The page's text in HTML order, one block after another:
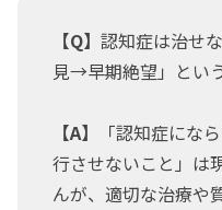
【Q】 認知症は治せ
見→早期絶望」とい
【A】
「認知症にな
行させないこと」は
んが、適切な治療や